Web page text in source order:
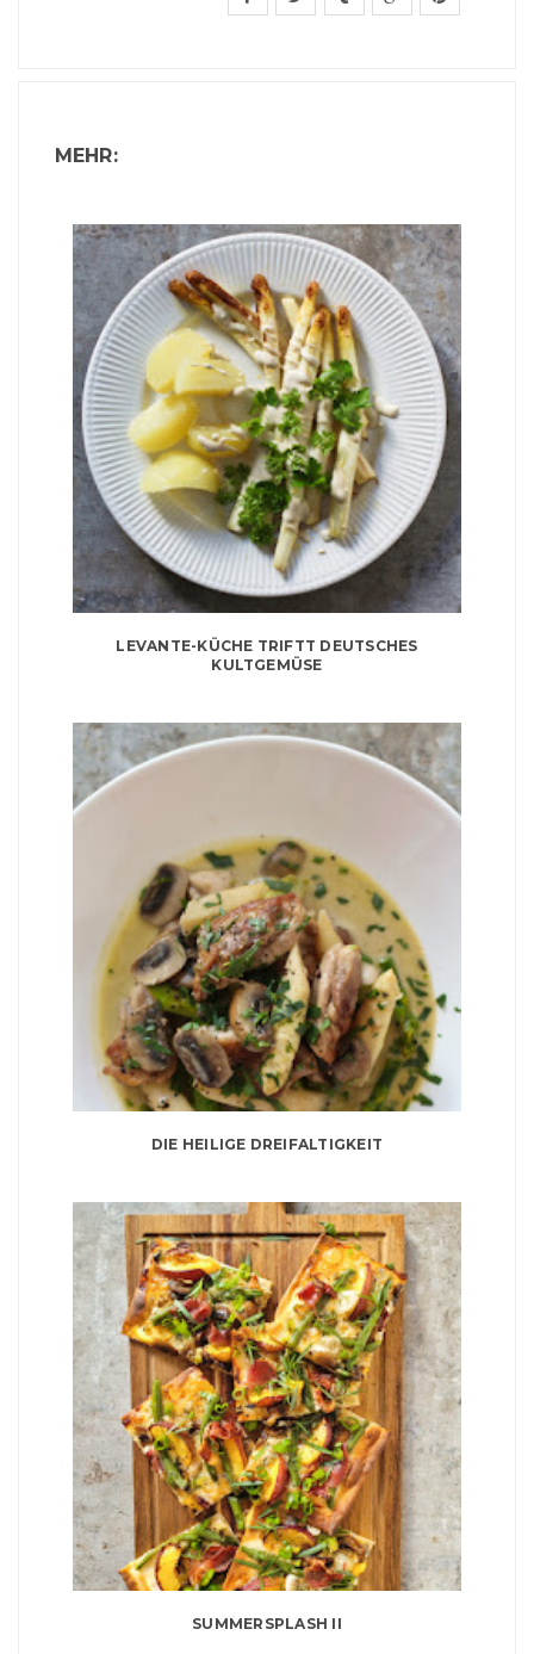
MEHR:
LEVANTE-KÜCHE TRIFTT DEUTSCHES
KULTGEMÜSE
DIE HEILIGE DREIFALTIGKEIT
SUMMERSPLASH II